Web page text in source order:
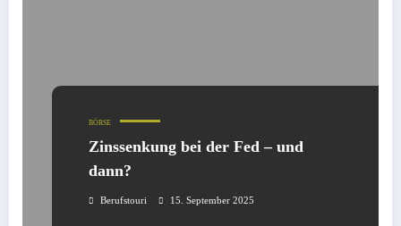
BÖRSE
Zinssenkung bei der Fed – und
dann?
Berufstouri 15. September 2025